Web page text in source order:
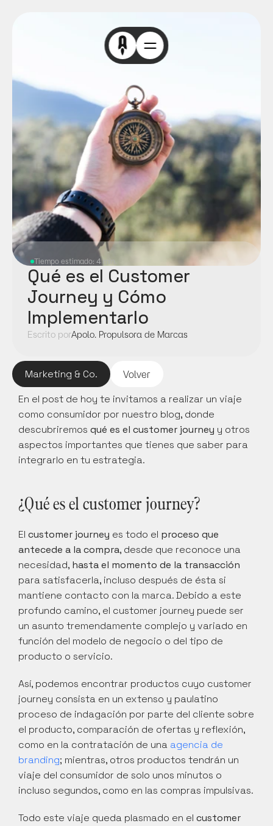
Marketing & Co. Volver
En el post de hoy te invitamos a realizar un viaje
como consumidor por nuestro blog, donde
descubriremos qué es el customer journey y otros
aspectos importantes que tienes que saber para
integrarlo en tu estrategia.
¿Qué es el customer journey?
El customer journey es todo el proceso que
antecede a la compra, desde que reconoce una
necesidad, hasta el momento de la transacción
para satisfacerla, incluso después de ésta si
mantiene contacto con la marca. Debido a este
profundo camino, el customer journey puede ser
un asunto tremendamente complejo y variado en
función del modelo de negocio o del tipo de
producto o servicio.
Así, podemos encontrar productos cuyo customer
journey consista en un extenso y paulatino
proceso de indagación por parte del cliente sobre
el producto, comparación de ofertas y reflexión,
como en la contratación de una agencia de
branding; mientras, otros productos tendrán un
viaje del consumidor de solo unos minutos o
incluso segundos, como en las compras impulsivas.
Todo este viaje queda plasmado en el customer
Tiempo estimado: 4 min.
Qué es el Customer
Journey y Cómo
Implementarlo
Escrito porApolo. Propulsora de Marcas